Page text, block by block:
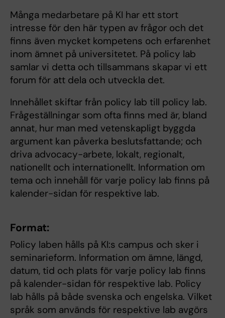
Många medarbetare på KI har ett stort
intresse för den här typen av frågor och det
finns även mycket kompetens och erfarenhet
inom ämnet på universitetet. På policy lab
samlar vi detta och tillsammans skapar vi ett
forum för att dela och utveckla det.
Innehållet skiftar från policy lab till policy lab.
Frågeställningar som ofta finns med är, bland
annat, hur man med vetenskapligt byggda
argument kan påverka beslutsfattande; och
driva advocacy-arbete, lokalt, regionalt,
nationellt och internationellt. Information om
tema och innehåll för varje policy lab finns på
kalender-sidan för respektive lab.
Format:
Policy laben hålls på KI:s campus och sker i
seminarieform. Information om ämne, längd,
datum, tid och plats för varje policy lab finns
på kalender-sidan för respektive lab. Policy
lab hålls på både svenska och engelska. Vilket
språk som används för respektive lab avgörs